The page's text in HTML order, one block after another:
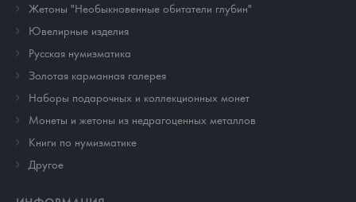
Жетоны "Необыкновенные обитатели глубин"
Ювелирные изделия
Русская нумизматика
Золотая карманная галерея
Наборы подарочных и коллекционных монет
Монеты и жетоны из недрагоценных металлов
Книги по нумизматике
Другое